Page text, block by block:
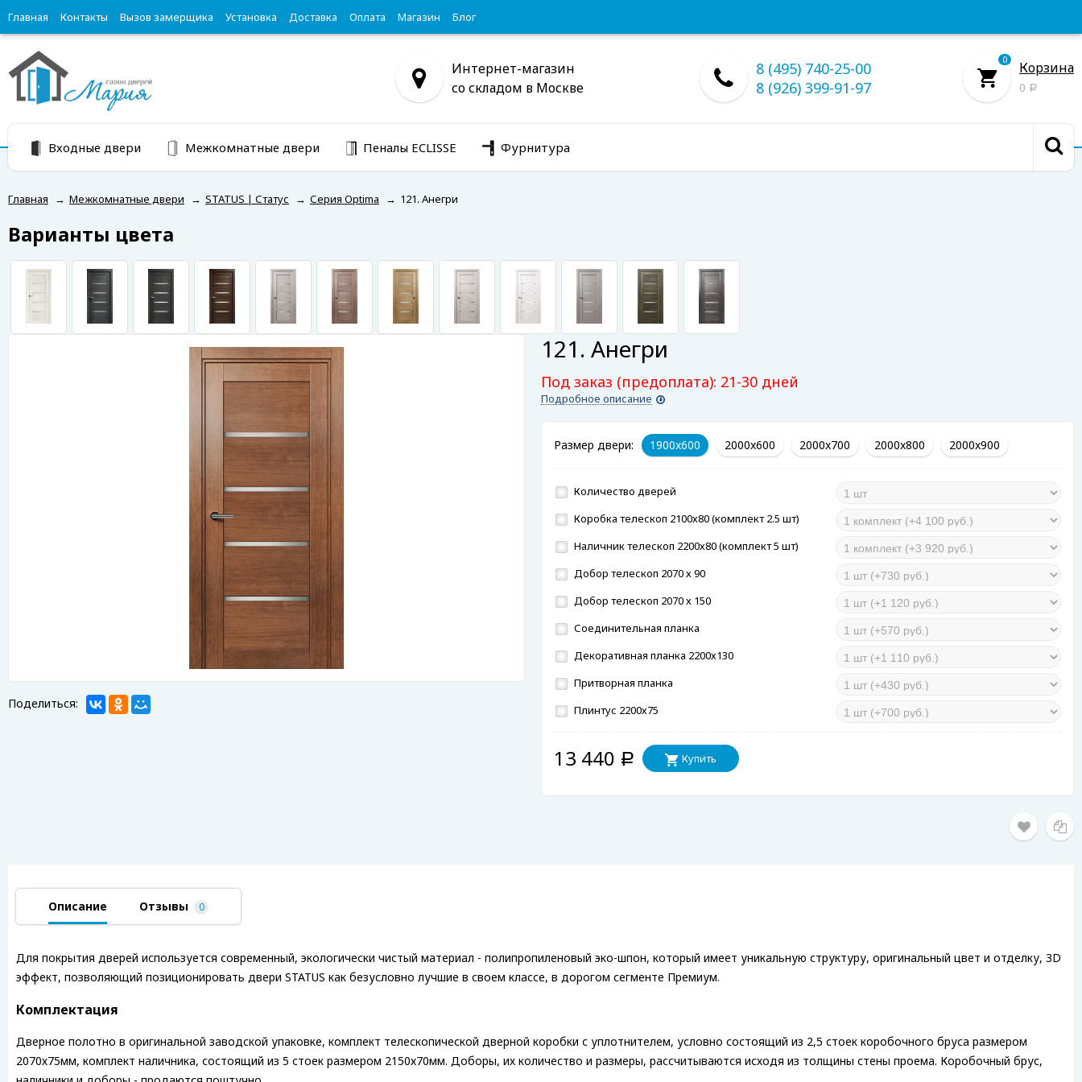
Главная Контакты Вызов замерщика Установка Доставка Оплата Магазин Блог
Интернет-магазин
со складом в Москве
8 (495) 740-25-00
8 (926) 399-91-97
0 Корзина
0 Р
Входные двери Межкомнатные двери Пеналы ECLISSE Фурнитура
Главная → Межкомнатные двери → STATUS | Статус → Серия Optima → 121. Анегри
Варианты цвета
Поделиться:
121. Анегри
Под заказ (предоплата): 21-30 дней
Подробное описание
Размер двери: 1900x600 2000x600 2000x700 2000x800 2000x900
Количество дверей
Коробка телескоп 2100х80 (комплект 2.5 шт)
Наличник телескоп 2200х80 (комплект 5 шт)
Добор телескоп 2070 х 90
Добор телескоп 2070 х 150
Соединительная планка
Декоративная планка 2200х130
Притворная планка
Плинтус 2200х75
13 440 Р Купить
Описание Отзывы 0
Для покрытия дверей используется современный, экологически чистый материал - полипропиленовый эко-шпон, который имеет уникальную структуру, оригинальный цвет и отделку, 3D
эффект, позволяющий позиционировать двери STATUS как безусловно лучшие в своем классе, в дорогом сегменте Премиум.
Комплектация
Дверное полотно в оригинальной заводской упаковке, комплект телескопической дверной коробки с уплотнителем, условно состоящий из 2,5 стоек коробочного бруса размером
2070х75мм, комплект наличника, состоящий из 5 стоек размером 2150х70мм. Доборы, их количество и размеры, рассчитываются исходя из толщины стены проема. Коробочный брус,